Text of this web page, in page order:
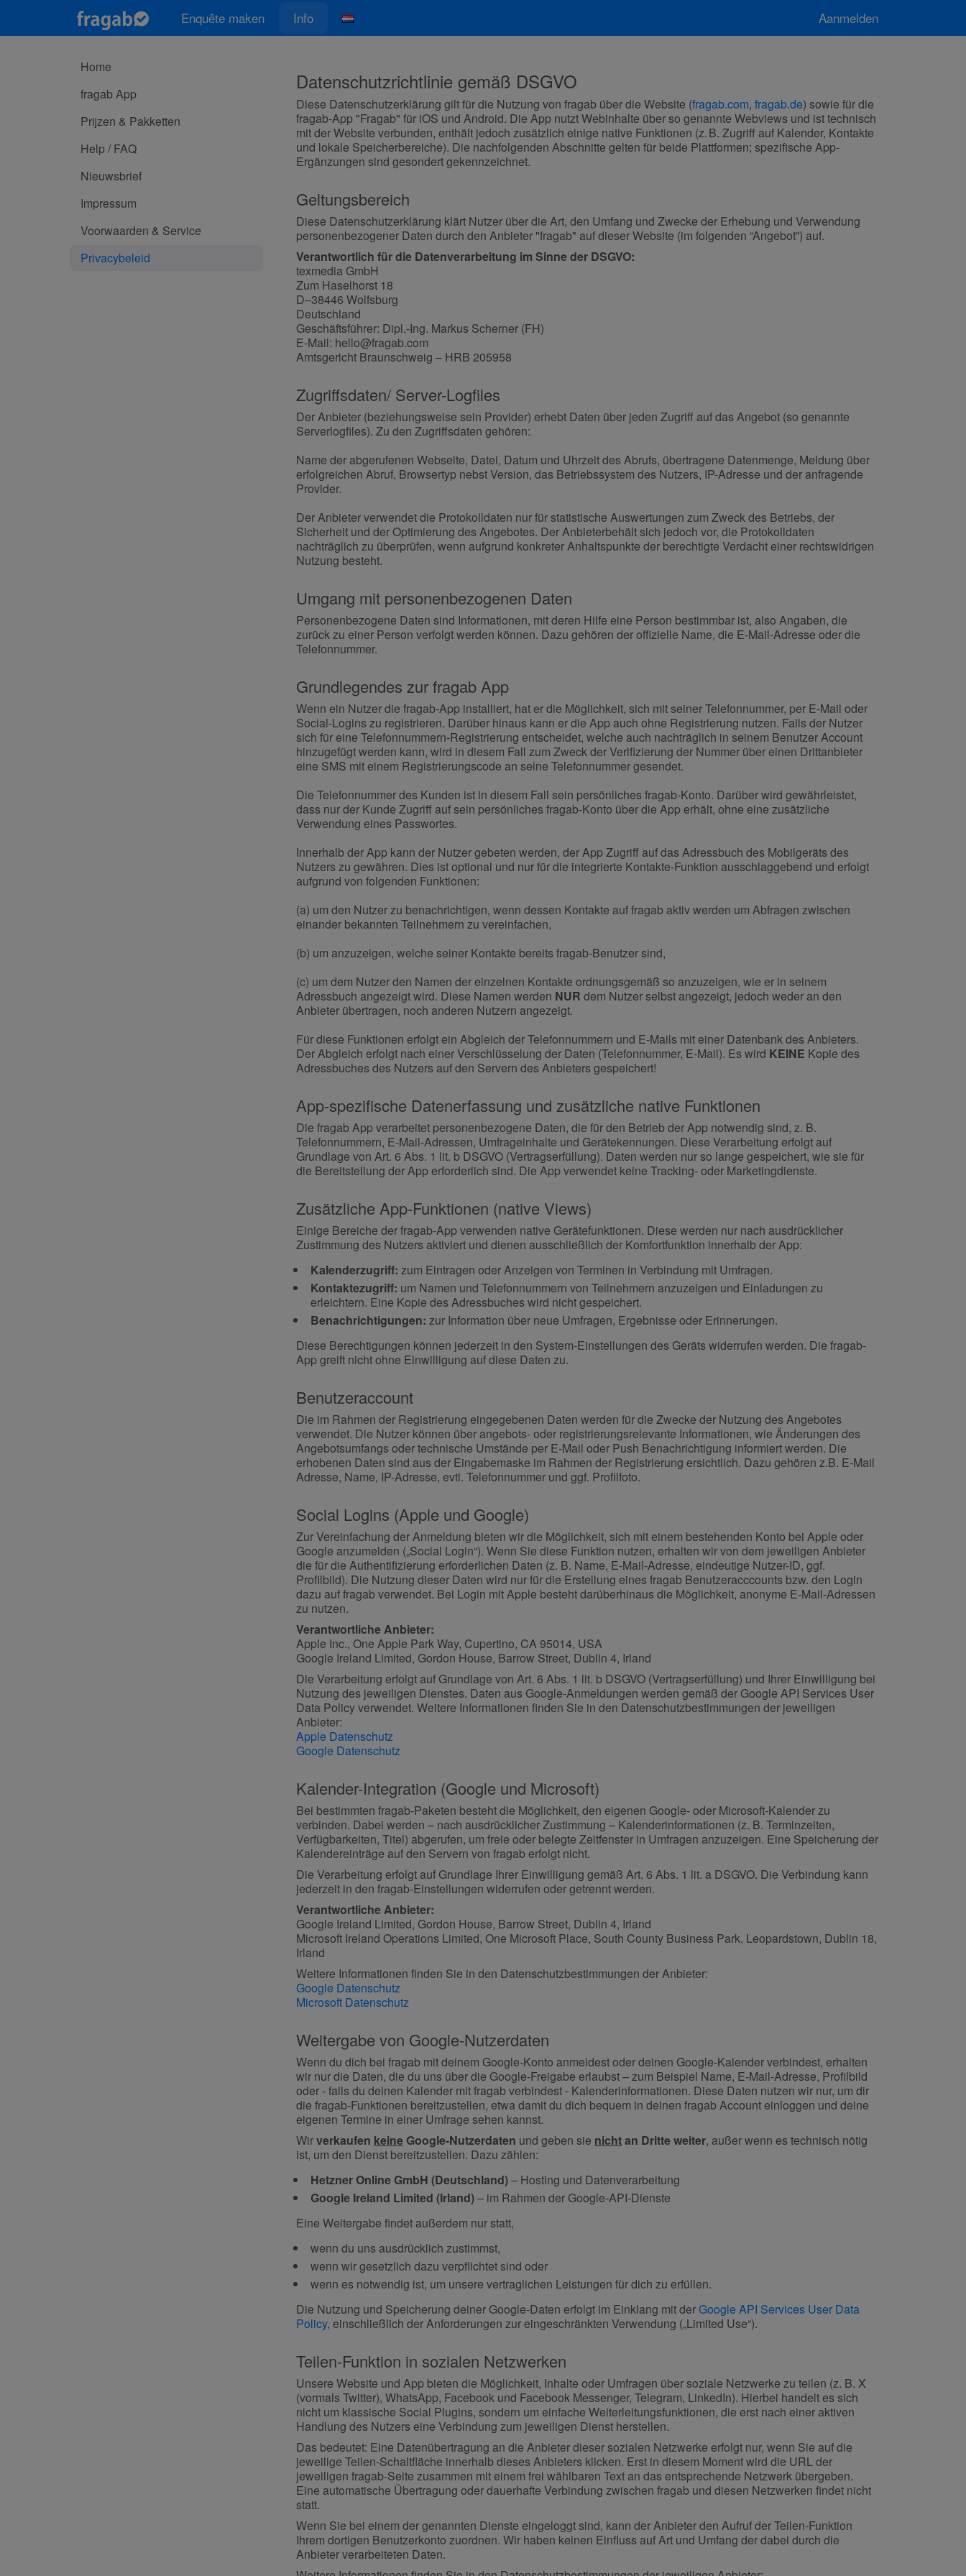
Enquête maken Info Aanmelden
Home
fragab App
Prijzen & Pakketten
Help / FAQ
Nieuwsbrief
Impressum
Voorwaarden & Service
Privacybeleid
Datenschutzrichtlinie gemäß DSGVO
Diese Datenschutzerklärung gilt für die Nutzung von fragab über die Website (fragab.com, fragab.de) sowie für die
fragab-App "Fragab" für iOS und Android. Die App nutzt Webinhalte über so genannte Webviews und ist technisch
mit der Website verbunden, enthält jedoch zusätzlich einige native Funktionen (z. B. Zugriff auf Kalender, Kontakte
und lokale Speicherbereiche). Die nachfolgenden Abschnitte gelten für beide Plattformen; spezifische App-
Ergänzungen sind gesondert gekennzeichnet.
Geltungsbereich
Diese Datenschutzerklärung klärt Nutzer über die Art, den Umfang und Zwecke der Erhebung und Verwendung
personenbezogener Daten durch den Anbieter "fragab" auf dieser Website (im folgenden “Angebot”) auf.
Verantwortlich für die Datenverarbeitung im Sinne der DSGVO:
texmedia GmbH
Zum Haselhorst 18
D–38446 Wolfsburg
Deutschland
Geschäftsführer: Dipl.-Ing. Markus Scherner (FH)
E-Mail: hello@fragab.com
Amtsgericht Braunschweig – HRB 205958
Zugriffsdaten/ Server-Logfiles
Der Anbieter (beziehungsweise sein Provider) erhebt Daten über jeden Zugriff auf das Angebot (so genannte
Serverlogfiles). Zu den Zugriffsdaten gehören:
Name der abgerufenen Webseite, Datei, Datum und Uhrzeit des Abrufs, übertragene Datenmenge, Meldung über
erfolgreichen Abruf, Browsertyp nebst Version, das Betriebssystem des Nutzers, IP-Adresse und der anfragende
Provider.
Der Anbieter verwendet die Protokolldaten nur für statistische Auswertungen zum Zweck des Betriebs, der
Sicherheit und der Optimierung des Angebotes. Der Anbieterbehält sich jedoch vor, die Protokolldaten
nachträglich zu überprüfen, wenn aufgrund konkreter Anhaltspunkte der berechtigte Verdacht einer rechtswidrigen
Nutzung besteht.
Umgang mit personenbezogenen Daten
Personenbezogene Daten sind Informationen, mit deren Hilfe eine Person bestimmbar ist, also Angaben, die
zurück zu einer Person verfolgt werden können. Dazu gehören der offizielle Name, die E-Mail-Adresse oder die
Telefonnummer.
Grundlegendes zur fragab App
Wenn ein Nutzer die fragab-App installiert, hat er die Möglichkeit, sich mit seiner Telefonnummer, per E-Mail oder
Social-Logins zu registrieren. Darüber hinaus kann er die App auch ohne Registrierung nutzen. Falls der Nutzer
sich für eine Telefonnummern-Registrierung entscheidet, welche auch nachträglich in seinem Benutzer Account
hinzugefügt werden kann, wird in diesem Fall zum Zweck der Verifizierung der Nummer über einen Drittanbieter
eine SMS mit einem Registrierungscode an seine Telefonnummer gesendet.
Die Telefonnummer des Kunden ist in diesem Fall sein persönliches fragab-Konto. Darüber wird gewährleistet,
dass nur der Kunde Zugriff auf sein persönliches fragab-Konto über die App erhält, ohne eine zusätzliche
Verwendung eines Passwortes.
Innerhalb der App kann der Nutzer gebeten werden, der App Zugriff auf das Adressbuch des Mobilgeräts des
Nutzers zu gewähren. Dies ist optional und nur für die integrierte Kontakte-Funktion ausschlaggebend und erfolgt
aufgrund von folgenden Funktionen:
(a) um den Nutzer zu benachrichtigen, wenn dessen Kontakte auf fragab aktiv werden um Abfragen zwischen
einander bekannten Teilnehmern zu vereinfachen,
(b) um anzuzeigen, welche seiner Kontakte bereits fragab-Benutzer sind,
(c) um dem Nutzer den Namen der einzelnen Kontakte ordnungsgemäß so anzuzeigen, wie er in seinem
Adressbuch angezeigt wird. Diese Namen werden NUR dem Nutzer selbst angezeigt, jedoch weder an den
Anbieter übertragen, noch anderen Nutzern angezeigt.
Für diese Funktionen erfolgt ein Abgleich der Telefonnummern und E-Mails mit einer Datenbank des Anbieters.
Der Abgleich erfolgt nach einer Verschlüsselung der Daten (Telefonnummer, E-Mail). Es wird KEINE Kopie des
Adressbuches des Nutzers auf den Servern des Anbieters gespeichert!
App-spezifische Datenerfassung und zusätzliche native Funktionen
Die fragab App verarbeitet personenbezogene Daten, die für den Betrieb der App notwendig sind, z. B.
Telefonnummern, E-Mail-Adressen, Umfrageinhalte und Gerätekennungen. Diese Verarbeitung erfolgt auf
Grundlage von Art. 6 Abs. 1 lit. b DSGVO (Vertragserfüllung). Daten werden nur so lange gespeichert, wie sie für
die Bereitstellung der App erforderlich sind. Die App verwendet keine Tracking- oder Marketingdienste.
Zusätzliche App-Funktionen (native Views)
Einige Bereiche der fragab-App verwenden native Gerätefunktionen. Diese werden nur nach ausdrücklicher
Zustimmung des Nutzers aktiviert und dienen ausschließlich der Komfortfunktion innerhalb der App:
Kalenderzugriff: zum Eintragen oder Anzeigen von Terminen in Verbindung mit Umfragen.
Kontaktezugriff: um Namen und Telefonnummern von Teilnehmern anzuzeigen und Einladungen zu
erleichtern. Eine Kopie des Adressbuches wird nicht gespeichert.
Benachrichtigungen: zur Information über neue Umfragen, Ergebnisse oder Erinnerungen.
Diese Berechtigungen können jederzeit in den System-Einstellungen des Geräts widerrufen werden. Die fragab-
App greift nicht ohne Einwilligung auf diese Daten zu.
Benutzeraccount
Die im Rahmen der Registrierung eingegebenen Daten werden für die Zwecke der Nutzung des Angebotes
verwendet. Die Nutzer können über angebots- oder registrierungsrelevante Informationen, wie Änderungen des
Angebotsumfangs oder technische Umstände per E-Mail oder Push Benachrichtigung informiert werden. Die
erhobenen Daten sind aus der Eingabemaske im Rahmen der Registrierung ersichtlich. Dazu gehören z.B. E-Mail
Adresse, Name, IP-Adresse, evtl. Telefonnummer und ggf. Profilfoto.
Social Logins (Apple und Google)
Zur Vereinfachung der Anmeldung bieten wir die Möglichkeit, sich mit einem bestehenden Konto bei Apple oder
Google anzumelden („Social Login“). Wenn Sie diese Funktion nutzen, erhalten wir von dem jeweiligen Anbieter
die für die Authentifizierung erforderlichen Daten (z. B. Name, E-Mail-Adresse, eindeutige Nutzer-ID, ggf.
Profilbild). Die Nutzung dieser Daten wird nur für die Erstellung eines fragab Benutzeracccounts bzw. den Login
dazu auf fragab verwendet. Bei Login mit Apple besteht darüberhinaus die Möglichkeit, anonyme E-Mail-Adressen
zu nutzen.
Verantwortliche Anbieter:
Apple Inc., One Apple Park Way, Cupertino, CA 95014, USA
Google Ireland Limited, Gordon House, Barrow Street, Dublin 4, Irland
Die Verarbeitung erfolgt auf Grundlage von Art. 6 Abs. 1 lit. b DSGVO (Vertragserfüllung) und Ihrer Einwilligung bei
Nutzung des jeweiligen Dienstes. Daten aus Google-Anmeldungen werden gemäß der Google API Services User
Data Policy verwendet. Weitere Informationen finden Sie in den Datenschutzbestimmungen der jeweiligen
Anbieter:
Apple Datenschutz
Google Datenschutz
Kalender-Integration (Google und Microsoft)
Bei bestimmten fragab-Paketen besteht die Möglichkeit, den eigenen Google- oder Microsoft-Kalender zu
verbinden. Dabei werden – nach ausdrücklicher Zustimmung – Kalenderinformationen (z. B. Terminzeiten,
Verfügbarkeiten, Titel) abgerufen, um freie oder belegte Zeitfenster in Umfragen anzuzeigen. Eine Speicherung der
Kalendereinträge auf den Servern von fragab erfolgt nicht.
Die Verarbeitung erfolgt auf Grundlage Ihrer Einwilligung gemäß Art. 6 Abs. 1 lit. a DSGVO. Die Verbindung kann
jederzeit in den fragab-Einstellungen widerrufen oder getrennt werden.
Verantwortliche Anbieter:
Google Ireland Limited, Gordon House, Barrow Street, Dublin 4, Irland
Microsoft Ireland Operations Limited, One Microsoft Place, South County Business Park, Leopardstown, Dublin 18,
Irland
Weitere Informationen finden Sie in den Datenschutzbestimmungen der Anbieter:
Google Datenschutz
Microsoft Datenschutz
Weitergabe von Google-Nutzerdaten
Wenn du dich bei fragab mit deinem Google-Konto anmeldest oder deinen Google-Kalender verbindest, erhalten
wir nur die Daten, die du uns über die Google-Freigabe erlaubst – zum Beispiel Name, E-Mail-Adresse, Profilbild
oder - falls du deinen Kalender mit fragab verbindest - Kalenderinformationen. Diese Daten nutzen wir nur, um dir
die fragab-Funktionen bereitzustellen, etwa damit du dich bequem in deinen fragab Account einloggen und deine
eigenen Termine in einer Umfrage sehen kannst.
Wirverkaufen keineGoogle-Nutzerdaten und geben sie nichtan Dritte weiter, außer wenn es technisch nötig
ist, um den Dienst bereitzustellen. Dazu zählen:
Hetzner Online GmbH (Deutschland)– Hosting und Datenverarbeitung
Google Ireland Limited (Irland)– im Rahmen der Google-API-Dienste
Eine Weitergabe findet außerdem nur statt,
wenn du uns ausdrücklich zustimmst,
wenn wir gesetzlich dazu verpflichtet sind oder
wenn es notwendig ist, um unsere vertraglichen Leistungen für dich zu erfüllen.
Die Nutzung und Speicherung deiner Google-Daten erfolgt im Einklang mit derGoogle API Services User Data
Policy, einschließlich der Anforderungen zur eingeschränkten Verwendung („Limited Use“).
Teilen-Funktion in sozialen Netzwerken
Unsere Website und App bieten die Möglichkeit, Inhalte oder Umfragen über soziale Netzwerke zu teilen (z. B. X
(vormals Twitter), WhatsApp, Facebook und Facebook Messenger, Telegram, LinkedIn). Hierbei handelt es sich
nicht um klassische Social Plugins, sondern um einfache Weiterleitungsfunktionen, die erst nach einer aktiven
Handlung des Nutzers eine Verbindung zum jeweiligen Dienst herstellen.
Das bedeutet: Eine Datenübertragung an die Anbieter dieser sozialen Netzwerke erfolgt nur, wenn Sie auf die
jeweilige Teilen-Schaltfläche innerhalb dieses Anbieters klicken. Erst in diesem Moment wird die URL der
jeweiligen fragab-Seite zusammen mit einem frei wählbaren Text an das entsprechende Netzwerk übergeben.
Eine automatische Übertragung oder dauerhafte Verbindung zwischen fragab und diesen Netzwerken findet nicht
statt.
Wenn Sie bei einem der genannten Dienste eingeloggt sind, kann der Anbieter den Aufruf der Teilen-Funktion
Ihrem dortigen Benutzerkonto zuordnen. Wir haben keinen Einfluss auf Art und Umfang der dabei durch die
Anbieter verarbeiteten Daten.